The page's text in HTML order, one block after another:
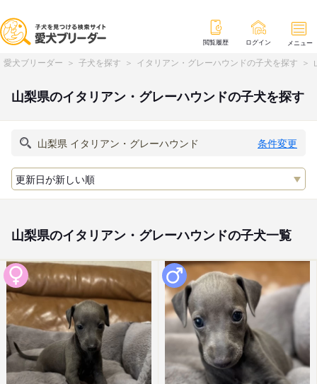
閲覧履歴 ログイン メニュー
愛犬ブリーダー 子犬を探す イタリアン・グレーハウンドの子犬を探す
山梨県のイタリアン・グレーハウンドの子犬を探す
条件変更
山梨県のイタリアン・グレーハウンドの子犬一覧